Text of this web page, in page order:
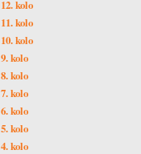
12. kolo
11. kolo
10. kolo
9. kolo
8. kolo
7. kolo
6. kolo
5. kolo
4. kolo